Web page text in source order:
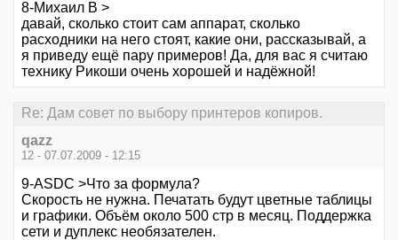
8-Михаил В >
давай, сколько стоит сам аппарат, сколько
расходники на него стоят, какие они, рассказывай, а
я приведу ещё пару примеров! Да, для вас я считаю
технику Рикоши очень хорошей и надёжной!
Re: Дам совет по выбору принтеров копиров.
qazz
12 - 07.07.2009 - 12:15
9-ASDC >Что за формула?
Скорость не нужна. Печатать будут цветные таблицы
и графики. Объём около 500 стр в месяц. Поддержка
сети и дуплекс необязателен.